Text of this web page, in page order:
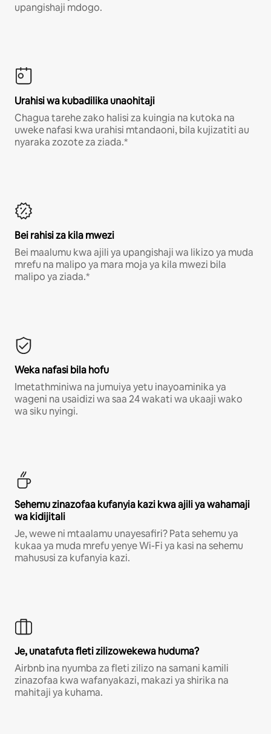
upangishaji mdogo.
Urahisi wa kubadilika unaohitaji
Chagua tarehe zako halisi za kuingia na kutoka na
uweke nafasi kwa urahisi mtandaoni, bila kujizatiti au
nyaraka zozote za ziada.*
Bei rahisi za kila mwezi
Bei maalumu kwa ajili ya upangishaji wa likizo ya muda
mrefu na malipo ya mara moja ya kila mwezi bila
malipo ya ziada.*
Weka nafasi bila hofu
Imetathminiwa na jumuiya yetu inayoaminika ya
wageni na usaidizi wa saa 24 wakati wa ukaaji wako
wa siku nyingi.
Sehemu zinazofaa kufanyia kazi kwa ajili ya wahamaji
wa kidijitali
Je, wewe ni mtaalamu unayesafiri? Pata sehemu ya
kukaa ya muda mrefu yenye Wi-Fi ya kasi na sehemu
mahususi za kufanyia kazi.
Je, unatafuta fleti zilizowekewa huduma?
Airbnb ina nyumba za fleti zilizo na samani kamili
zinazofaa kwa wafanyakazi, makazi ya shirika na
mahitaji ya kuhama.